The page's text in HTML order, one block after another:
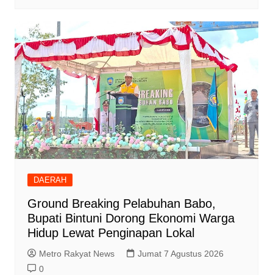
DAERAH
Ground Breaking Pelabuhan Babo,
Bupati Bintuni Dorong Ekonomi Warga
Hidup Lewat Penginapan Lokal
Metro Rakyat News
Jumat 7 Agustus 2026
0